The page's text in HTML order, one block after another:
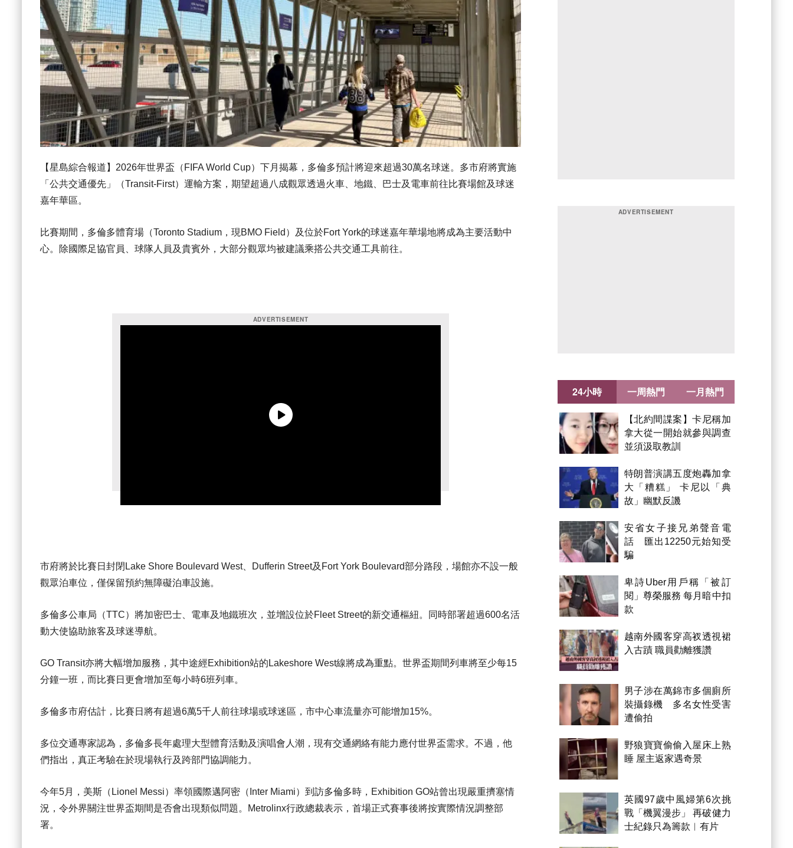
【星島綜合報道】2026年世界盃（FIFA World Cup）下月揭幕，多倫多預計將迎來超過30萬名球迷。多市府將實施
「公共交通優先」（Transit-First）運輸方案，期望超過八成觀眾透過火車、地鐵、巴士及電車前往比賽場館及球迷
嘉年華區。
比賽期間，多倫多體育場（Toronto Stadium，現BMO Field）及位於Fort York的球迷嘉年華場地將成為主要活動中
心。除國際足協官員、球隊人員及貴賓外，大部分觀眾均被建議乘搭公共交通工具前往。
市府將於比賽日封閉Lake Shore Boulevard West、Dufferin Street及Fort York Boulevard部分路段，場館亦不設一般
觀眾泊車位，僅保留預約無障礙泊車設施。
多倫多公車局（TTC）將加密巴士、電車及地鐵班次，並增設位於Fleet Street的新交通樞紐。同時部署超過600名活
動大使協助旅客及球迷導航。
GO Transit亦將大幅增加服務，其中途經Exhibition站的Lakeshore West線將成為重點。世界盃期間列車將至少每15
分鐘一班，而比賽日更會增加至每小時6班列車。
多倫多市府估計，比賽日將有超過6萬5千人前往球場或球迷區，市中心車流量亦可能增加15%。
多位交通專家認為，多倫多長年處理大型體育活動及演唱會人潮，現有交通網絡有能力應付世界盃需求。不過，他
們指出，真正考驗在於現場執行及跨部門協調能力。
今年5月，美斯（Lionel Messi）率領國際邁阿密（Inter Miami）到訪多倫多時，Exhibition GO站曾出現嚴重擠塞情
況，令外界關注世界盃期間是否會出現類似問題。Metrolinx行政總裁表示，首場正式賽事後將按實際情況調整部
署。
24小時
【北約間諜案】卡尼稱加
拿大從一開始就參與調查
並須汲取教訓
特朗普演講五度炮轟加拿
大「糟糕」 卡尼以「典
故」幽默反譏
安省女子接兄弟聲音電
話 匯出12250元始知受
騙
卑詩Uber用戶稱「被訂
閱」尊榮服務 每月暗中扣
款
越南外國客穿高衩透視裙
入古蹟 職員勸離獲讚
男子涉在萬錦市多個廁所
裝攝錄機 多名女性受害
遭偷拍
野狼寶寶偷偷入屋床上熟
睡 屋主返家遇奇景
英國97歲中風婦第6次挑
戰「機翼漫步」 再破健力
士紀錄只為籌款︱有片
一周熱門 一月熱門